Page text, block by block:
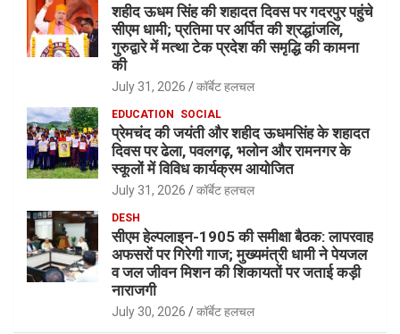
शहीद ऊधम सिंह की शहादत दिवस पर गदरपुर पहुंचे
सीएम धामी; प्रतिमा पर अर्पित की श्रद्धांजलि,
गुरुद्वारे में मत्था टेक प्रदेश की समृद्धि की कामना
की
July 31, 2026 कॉर्बेट हलचल
EDUCATION SOCIAL
प्रेमचंद की जयंती और शहीद ऊधमसिंह के शहादत
दिवस पर ढेला, पवलगढ़, भलोन और रामनगर के
स्कूलों में विविध कार्यक्रम आयोजित
July 31, 2026 कॉर्बेट हलचल
DESH
सीएम हेल्पलाइन-1905 की समीक्षा बैठक: लापरवाह
अफसरों पर गिरेगी गाज; मुख्यमंत्री धामी ने पेयजल
व जल जीवन मिशन की शिकायतों पर जताई कड़ी
नाराजगी
July 30, 2026 कॉर्बेट हलचल